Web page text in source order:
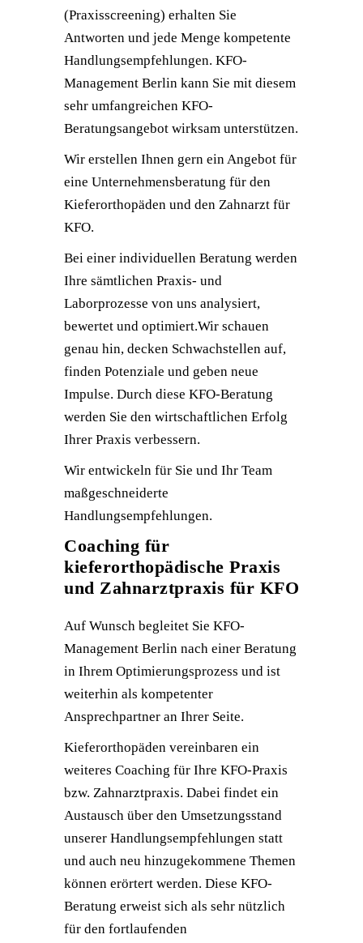
(Praxisscreening) erhalten Sie
Antworten und jede Menge kompetente
Handlungsempfehlungen. KFO-
Management Berlin kann Sie mit diesem
sehr umfangreichen KFO-
Beratungsangebot wirksam unterstützen.
Wir erstellen Ihnen gern ein Angebot für
eine Unternehmensberatung für den
Kieferorthopäden und den Zahnarzt für
KFO.
Bei einer individuellen Beratung werden
Ihre sämtlichen Praxis- und
Laborprozesse von uns analysiert,
bewertet und optimiert.Wir schauen
genau hin, decken Schwachstellen auf,
finden Potenziale und geben neue
Impulse. Durch diese KFO-Beratung
werden Sie den wirtschaftlichen Erfolg
Ihrer Praxis verbessern.
Wir entwickeln für Sie und Ihr Team
maßgeschneiderte
Handlungsempfehlungen.
Coaching für
kieferorthopädische Praxis
und Zahnarztpraxis für KFO
Auf Wunsch begleitet Sie KFO-
Management Berlin nach einer Beratung
in Ihrem Optimierungsprozess und ist
weiterhin als kompetenter
Ansprechpartner an Ihrer Seite.
Kieferorthopäden vereinbaren ein
weiteres Coaching für Ihre KFO-Praxis
bzw. Zahnarztpraxis. Dabei findet ein
Austausch über den Umsetzungsstand
unserer Handlungsempfehlungen statt
und auch neu hinzugekommene Themen
können erörtert werden. Diese KFO-
Beratung erweist sich als sehr nützlich
für den fortlaufenden